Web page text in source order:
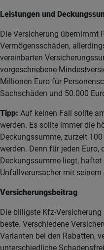
Leistungen und
Die Versicherung übernimmt
Vermögensschäden,
vereinbarten
vorgeschriebene
Millionen Euro für
Sachschäden und 50.000
Tipp: Auf keinen Fall sollte
werden. Es sollte immer die
Deckungssumme, zurzeit
werden. Denn für jeden Euro,
Deckungssumme liegt, haftet
Unfallverursacher mit
Versicherungsbeitrag
Die billigste Kfz-
beste. Verschiedene
Varianten bei den Rabatten,
unterschiedliche